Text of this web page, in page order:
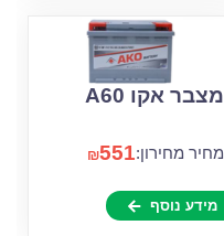
מצבר אקו A60
מחיר מחירון: ₪551
מידע נוסף